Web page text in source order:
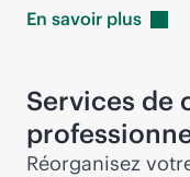
En savoir plus
Services de
Réorganisez